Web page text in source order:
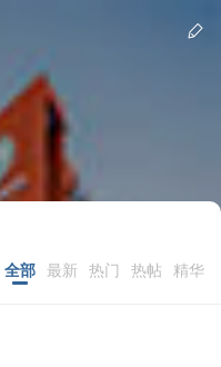
全部 最新 热门 热帖 精华